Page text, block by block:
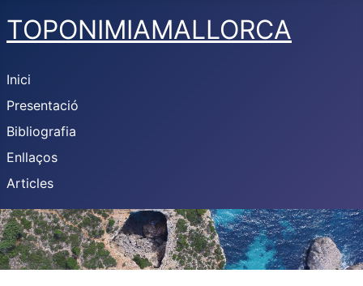
TOPONIMIAMALLORCA
Inici
Presentació
Bibliografia
Enllaços
Articles